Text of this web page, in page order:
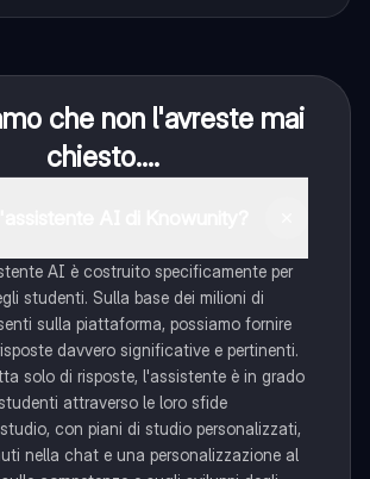
che non l'avreste mai
chiesto....
AI è costruito specificamente per
studenti. Sulla base dei milioni di
sulla piattaforma, possiamo fornire
davvero significative e pertinenti.
solo di risposte, l'assistente è in grado
attraverso le loro sfide
con piani di studio personalizzati,
nella chat e una personalizzazione al